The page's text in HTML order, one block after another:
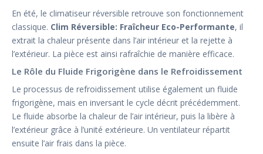
En été, le climatiseur réversible retrouve son fonctionnement
classique. Clim Réversible: Fraîcheur Eco-Performante, il
extrait la chaleur présente dans l’air intérieur et la rejette à
l’extérieur. La pièce est ainsi rafraîchie de manière efficace.
Le Rôle du Fluide Frigorigène dans le Refroidissement
Le processus de refroidissement utilise également un fluide
frigorigène, mais en inversant le cycle décrit précédemment.
Le fluide absorbe la chaleur de l’air intérieur, puis la libère à
l’extérieur grâce à l’unité extérieure. Un ventilateur répartit
ensuite l’air frais dans la pièce.